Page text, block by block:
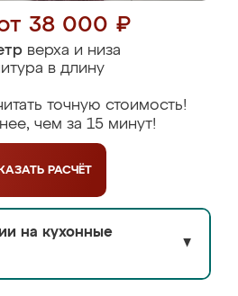
38 000 ₽
верха и низа
в длину
точную стоимость!
чем за 15 минут!
РАСЧЁТ
на кухонные
▼